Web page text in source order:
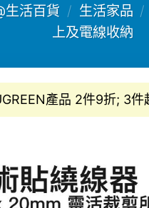
生活百貨 / 生活家品 /
上及電線收納
產品 2件9折; 3件